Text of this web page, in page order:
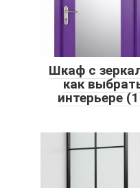
Шкаф с
как
интерьере